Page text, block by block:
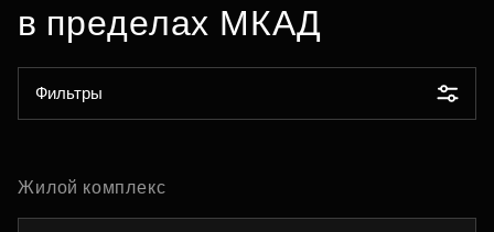
в пределах МКАД
Фильтры
Жилой комплекс